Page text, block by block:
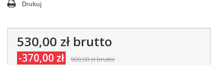
Drukuj
530,00 złbrutto
-370,00 zł 900,00 złbrutto